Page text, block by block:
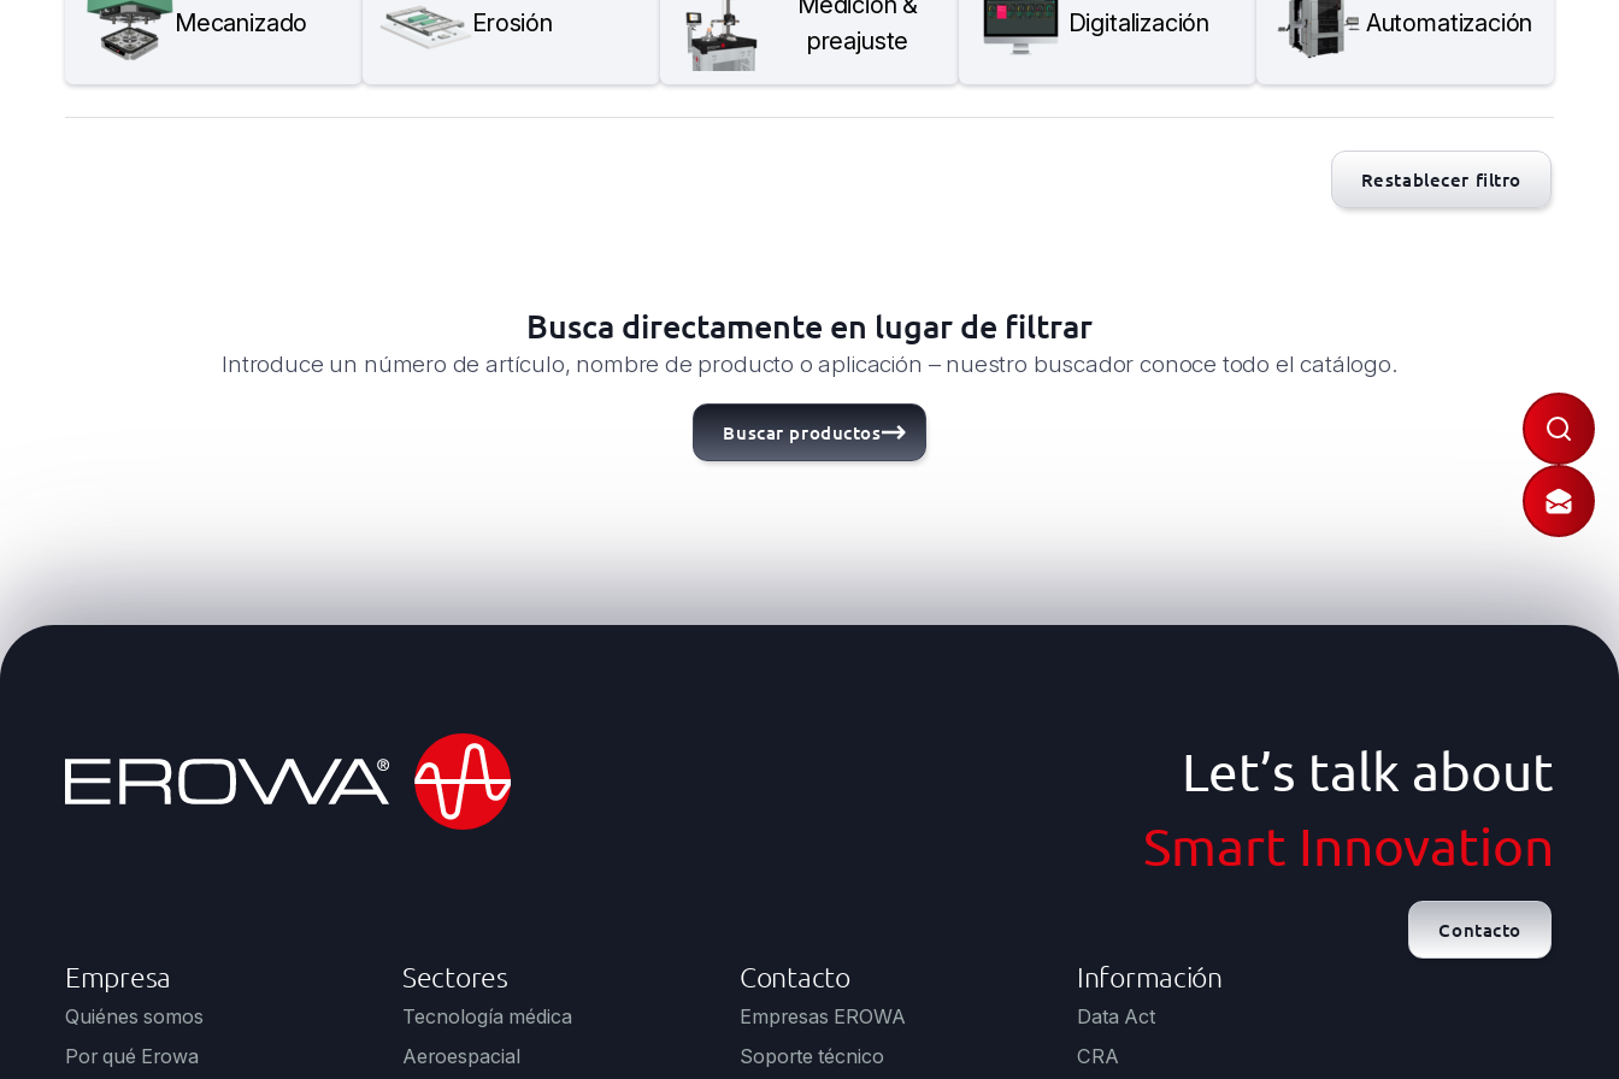
Quiénes somos
Empresas EROWA
Mecanizado Erosión
preajuste
Digitalización Automatización
Restablecer filtro
Busca directamente en lugar de filtrar
Introduce un número de artículo, nombre de producto o aplicación – nuestro buscador conoce todo el catálogo.
Buscar productos
Let’s talk about
Smart Innovation
Contacto
Empresa
Quiénes somos
Por qué Erowa
Sectores
Tecnología médica
Aeroespacial
Contacto
Empresas EROWA
Soporte técnico
Información
Data Act
CRA